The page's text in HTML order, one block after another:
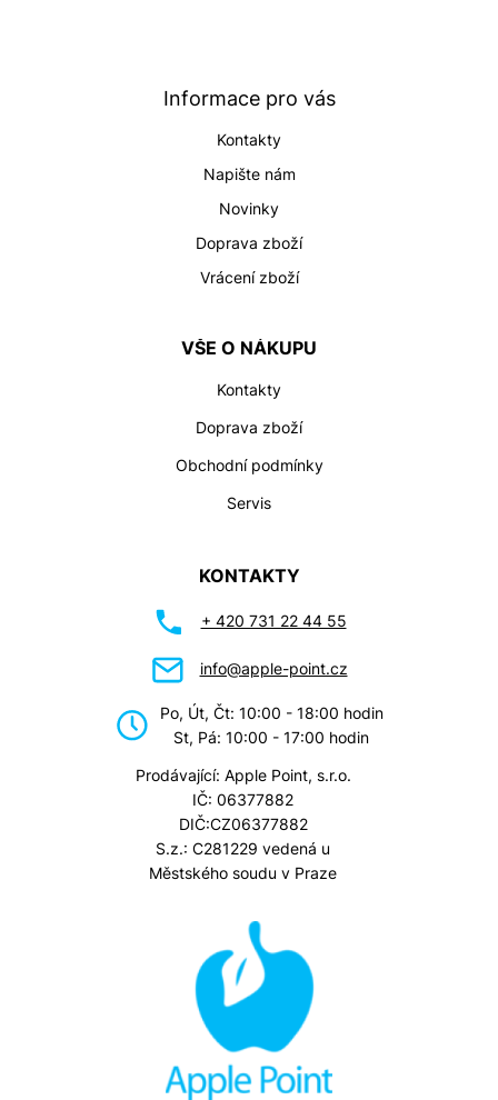
Informace pro vás
Kontakty
Napište nám
Novinky
Doprava zboží
Vrácení zboží
VŠE O NÁKUPU
Kontakty
Doprava zboží
Obchodní podmínky
Servis
KONTAKTY
+ 420 731 22 44 55
info@apple-point.cz
Po, Út, Čt: 10:00 - 18:00 hodin
St, Pá: 10:00 - 17:00 hodin
Prodávající: Apple Point, s.r.o.
IČ: 06377882
DIČ:CZ06377882
S.z.: C281229 vedená u
Městského soudu v Praze